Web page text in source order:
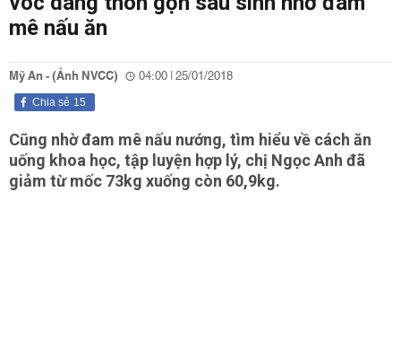
mê nấu ăn
Mỹ An - (Ảnh NVCC) 04:00 | 25/01/2018
15
Chia sẻ
Cũng nhờ đam mê nấu nướng, tìm hiểu về cách ăn
uống khoa học, tập luyện hợp lý, chị Ngọc Anh đã
giảm từ mốc 73kg xuống còn 60,9kg.